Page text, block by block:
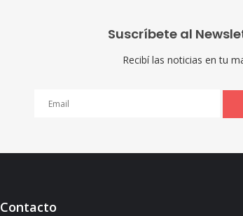
Suscríbete al
Recibí las noticias en tu
Contacto